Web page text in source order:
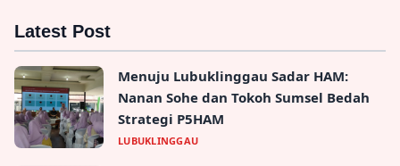
Latest Post
Menuju Lubuklinggau Sadar HAM:
Nanan Sohe dan Tokoh Sumsel Bedah
Strategi P5HAM
LUBUKLINGGAU